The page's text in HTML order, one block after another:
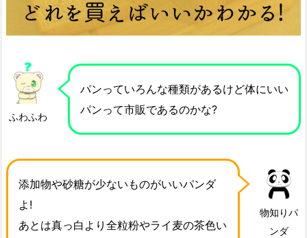
ふわふわ
パンっていろんな種類があるけど体にいい
パンって市販であるのかな?
物知りパ
ンダ
添加物や砂糖が少ないものがいいパンダ
よ!
あとは真っ白より全粒粉やライ麦の茶色い